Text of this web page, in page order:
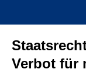
Verbot für